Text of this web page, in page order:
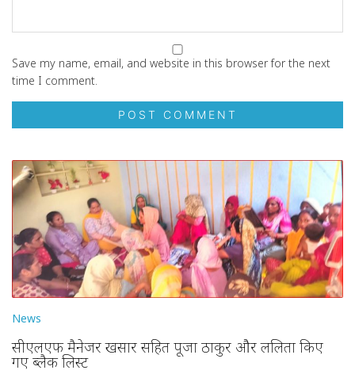
Save my name, email, and website in this browser for the next
time I comment.
News
सीएलएफ मैनेजर रुखसार सहित पूजा ठाकुर और ललिता किए
गए ब्लैक लिस्ट